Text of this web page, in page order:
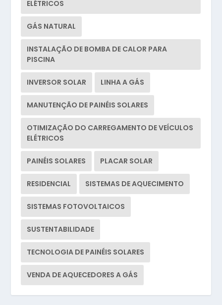
ELÉTRICOS
GÁS NATURAL
INSTALAÇÃO DE BOMBA DE CALOR PARA
PISCINA
INVERSOR SOLAR LINHA A GÁS
MANUTENÇÃO DE PAINÉIS SOLARES
OTIMIZAÇÃO DO CARREGAMENTO DE VEÍCULOS
ELÉTRICOS
PAINÉIS SOLARES PLACAR SOLAR
RESIDENCIAL SISTEMAS DE AQUECIMENTO
SISTEMAS FOTOVOLTAICOS
SUSTENTABILIDADE
TECNOLOGIA DE PAINÉIS SOLARES
VENDA DE AQUECEDORES A GÁS